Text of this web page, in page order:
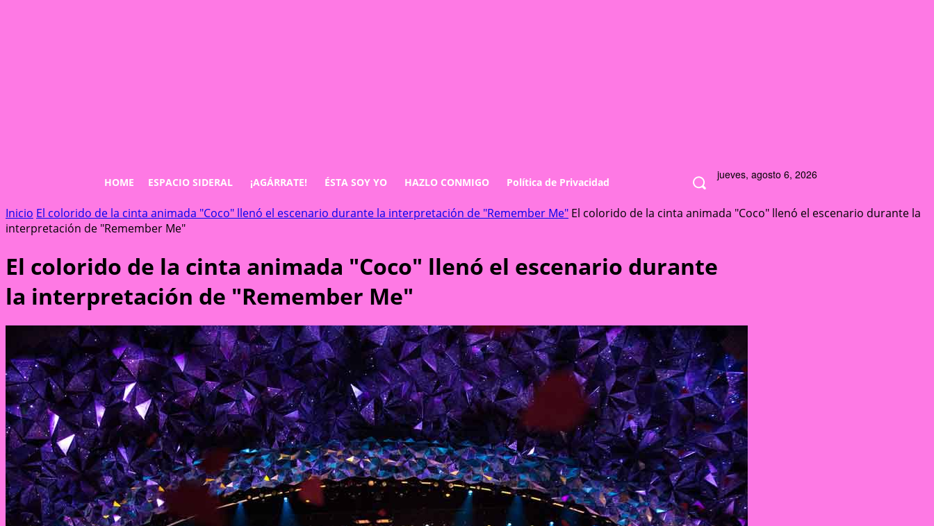
jueves, agosto 6, 2026
HOME ESPACIO SIDERAL ¡AGÁRRATE! ÉSTA SOY YO HAZLO CONMIGO Política de Privacidad
Inicio El colorido de la cinta animada "Coco" llenó el escenario durante la interpretación de "Remember Me" El colorido de la cinta animada "Coco" llenó el escenario durante la
interpretación de "Remember Me"
El colorido de la cinta animada "Coco" llenó el escenario durante
la interpretación de "Remember Me"